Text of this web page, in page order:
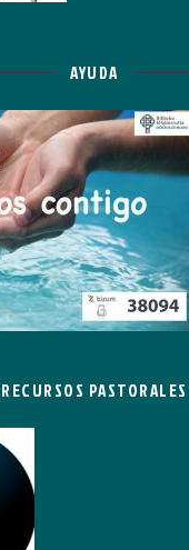
AYUDA
RECURSOS PASTORALES